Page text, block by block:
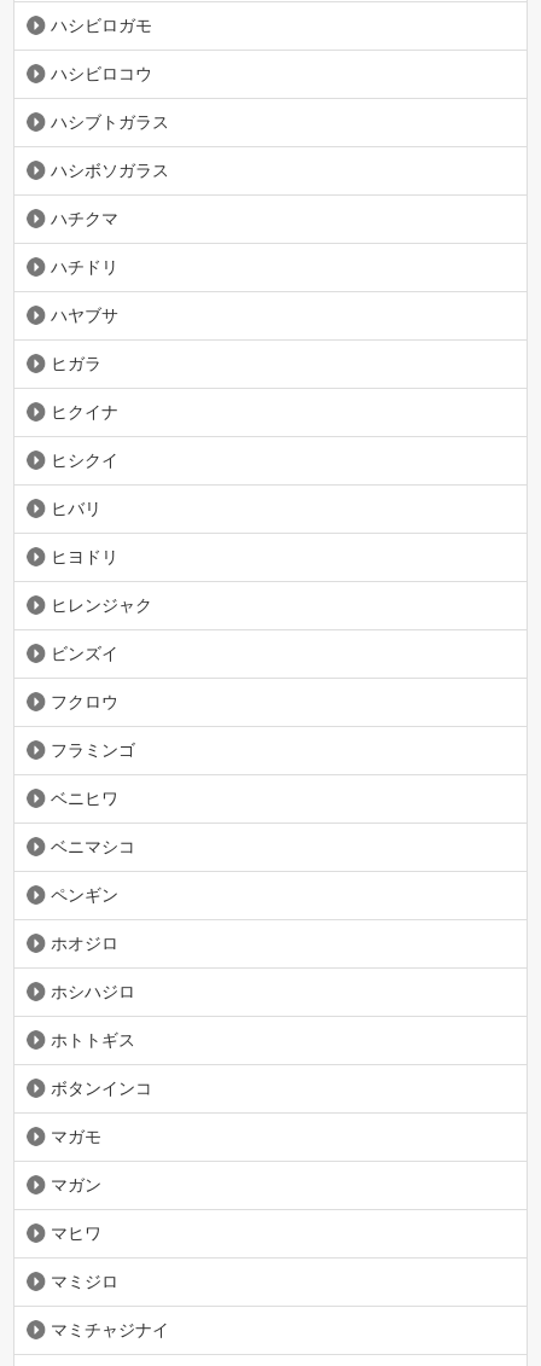
ハシビロガモ
ハシビロコウ
ハシブトガラス
ハシボソガラス
ハチクマ
ハチドリ
ハヤブサ
ヒガラ
ヒクイナ
ヒシクイ
ヒバリ
ヒヨドリ
ヒレンジャク
ビンズイ
フクロウ
フラミンゴ
ベニヒワ
ベニマシコ
ペンギン
ホオジロ
ホシハジロ
ホトトギス
ボタンインコ
マガモ
マガン
マヒワ
マミジロ
マミチャジナイ